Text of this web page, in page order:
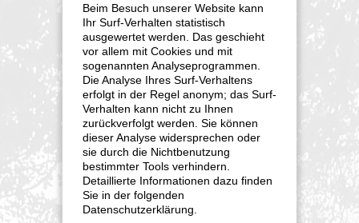
Beim Besuch unserer Website kann
Ihr Surf-Verhalten statistisch
ausgewertet werden. Das geschieht
vor allem mit Cookies und mit
sogenannten Analyseprogrammen.
Die Analyse Ihres Surf-Verhaltens
erfolgt in der Regel anonym; das Surf-
Verhalten kann nicht zu Ihnen
zurückverfolgt werden. Sie können
dieser Analyse widersprechen oder
sie durch die Nichtbenutzung
bestimmter Tools verhindern.
Detaillierte Informationen dazu finden
Sie in der folgenden
Datenschutzerklärung.